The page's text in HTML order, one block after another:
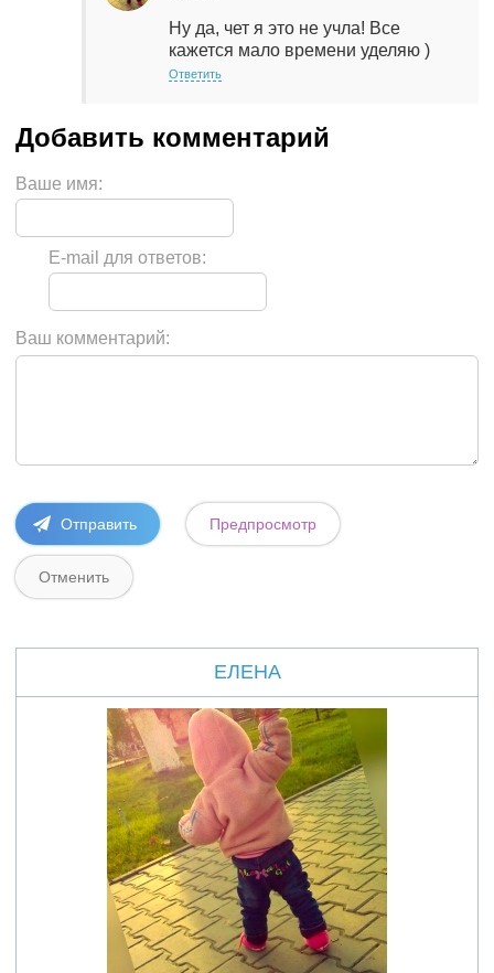
Ну да, чет я это не учла! Все
кажется мало времени уделяю )
Ответить
Ваше имя:
E-mail для ответов:
Ваш комментарий:
ЕЛЕНА